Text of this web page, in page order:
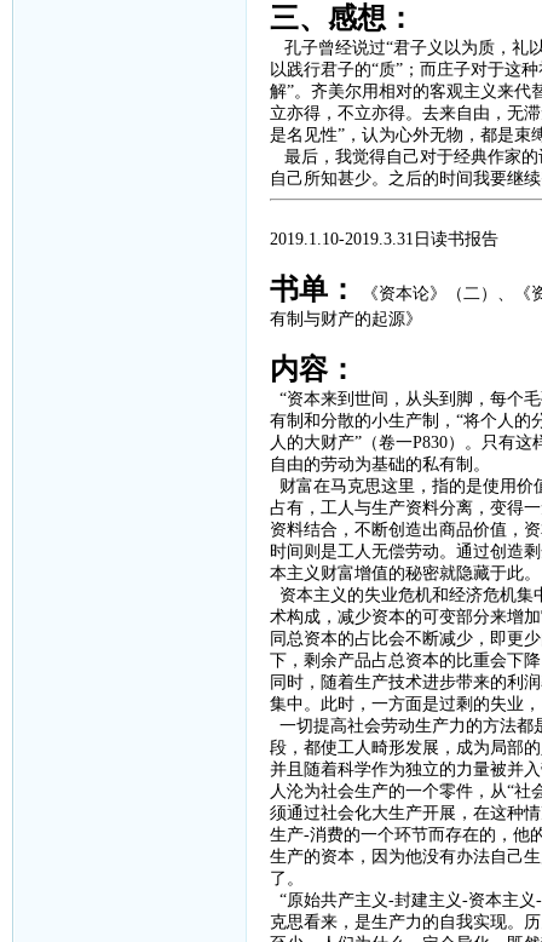
三、感想：
孔子曾经说过“君子义以为质，礼
以践行君子的“质”；而庄子对于这
解”。齐美尔用相对的客观主义来代
立亦得，不立亦得。去来自由，无
是名见性”，认为心外无物，都是束
最后，我觉得自己对于经典作家
自己所知甚少。之后的时间我要继
2019.1.10-2019.3.31 日读书报告
书单： 《资本论》（二）、
《
有制与财产的起源》
内容：
“资本来到世间，从头到脚，每个
有制和分散的小生产制，“将个人的
人的大财产”（卷一P830）。只有这
自由的劳动为基础的私有制。
财富在马克思这里，指的是使用价
占有，工人与生产资料分离，变得
资料结合，不断创造出商品价值，
时间则是工人无偿劳动。通过创造
本主义财富增值的秘密就隐藏于此。
资本主义的失业危机和经济危机集
术构成，减少资本的可变部分来增
同总资本的占比会不断减少，即更
下，剩余产品占总资本的比重会下
同时，随着生产技术进步带来的利
集中。此时，一方面是过剩的失业
一切提高社会劳动生产力的方法都
段，都使工人畸形发展，成为局部
并且随着科学作为独立的力量被并
人沦为社会生产的一个零件，从“
须通过社会化大生产开展，在这种
生产-消费的一个环节而存在的，他
生产的资本，因为他没有办法自己
了。
“原始共产主义-封建主义-资本主义-
克思看来，是生产力的自我实现。